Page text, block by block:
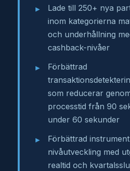
är sömlös med noll
Lade till 250+ nya
inom kategorierna
och underhållning
cashback-nivåer
Förbättrad
som reducerar
processtid från 90
under 60 sekunder
Förbättrad
nivåutveckling med
realtid och